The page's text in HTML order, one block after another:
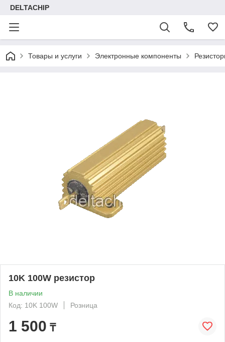
DELTACHIP
Товары и услуги Электронные компоненты
10K 100W резистор
В наличии
Код: 10K 100W
Розница
1 500 ₸